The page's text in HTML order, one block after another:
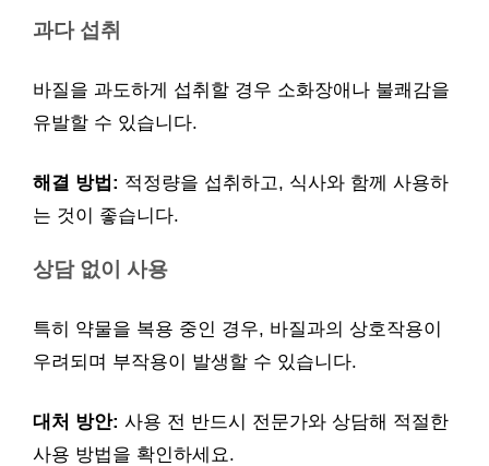
과다 섭취
바질을 과도하게 섭취할 경우 소화장애나 불쾌감을
유발할 수 있습니다.
해결 방법: 적정량을 섭취하고, 식사와 함께 사용하
는 것이 좋습니다.
상담 없이 사용
특히 약물을 복용 중인 경우, 바질과의 상호작용이
우려되며 부작용이 발생할 수 있습니다.
대처 방안: 사용 전 반드시 전문가와 상담해 적절한
사용 방법을 확인하세요.